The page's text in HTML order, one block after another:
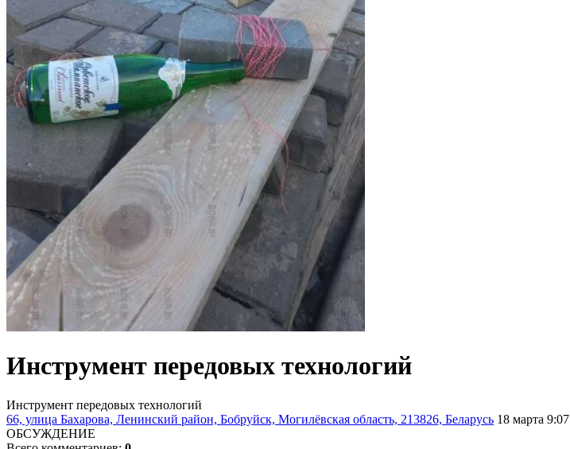
Инструмент передовых технологий
Инструмент передовых технологий
66, улица Бахарова, Ленинский район, Бобруйск, Могилёвская область, 213826, Беларусь 18 марта 9:07
ОБСУЖДЕНИЕ